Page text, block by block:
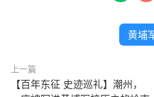
黄埔
上一篇
【百年东征 史迹巡礼】潮州，